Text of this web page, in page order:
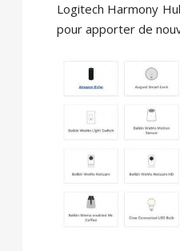
Logitech Harmony
pour apporter de